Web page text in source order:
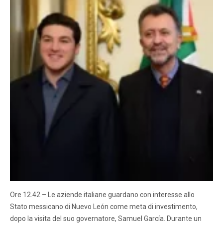
Ore 12.42 – Le aziende italiane guardano con interesse allo
Stato messicano di Nuevo León come meta di investimento,
dopo la visita del suo governatore, Samuel García. Durante un